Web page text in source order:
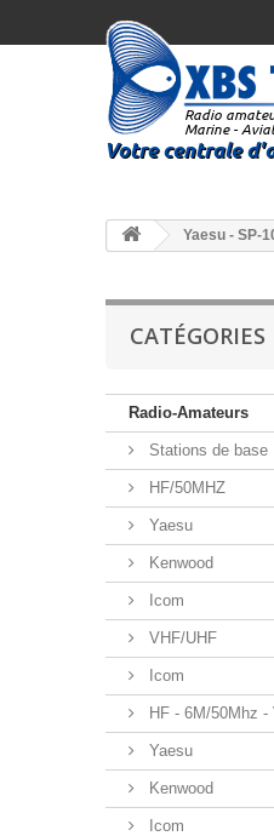
Yaesu - SP-
CATÉGORIES
Radio-Amateurs
Stations de base
HF/50MHZ
Yaesu
Kenwood
Icom
VHF/UHF
Icom
HF - 6M/50Mhz -
Yaesu
Kenwood
Icom